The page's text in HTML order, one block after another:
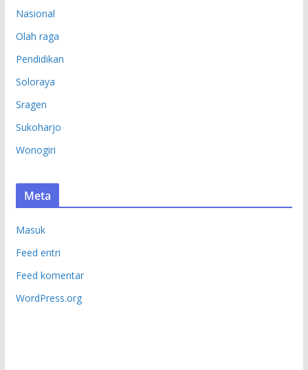
Nasional
Olah raga
Pendidikan
Soloraya
Sragen
Sukoharjo
Wonogiri
Meta
Masuk
Feed entri
Feed komentar
WordPress.org